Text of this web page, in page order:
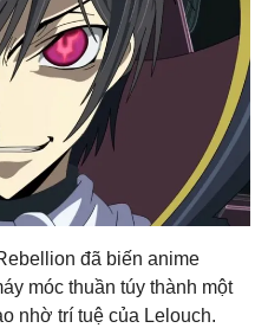
đã biến anime
móc thuần túy thành một
nhờ trí tuệ của Lelouch.